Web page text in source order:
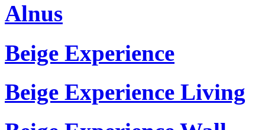
Alnus
Beige Experience
Beige Experience Living